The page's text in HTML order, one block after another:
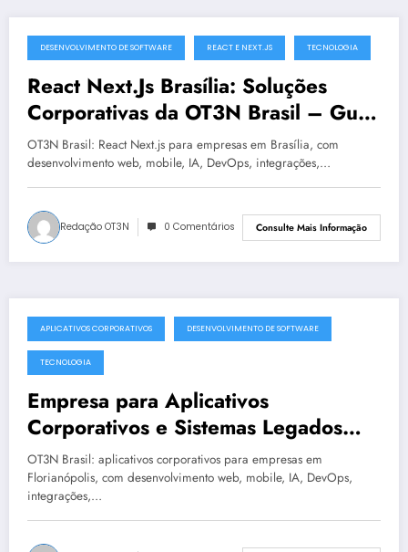
julho 19, 2025
DESENVOLVIMENTO DE SOFTWARE REACT E NEXT.JS TECNOLOGIA
React Next.Js Brasília: Soluções
Corporativas da OT3N Brasil – Guia
1568
OT3N Brasil: React Next.js para empresas em Brasília, com
desenvolvimento web, mobile, IA, DevOps, integrações,…
Redação OT3N 0 Comentários Consulte Mais Informação
julho 19, 2025
APLICATIVOS CORPORATIVOS DESENVOLVIMENTO DE SOFTWARE
TECNOLOGIA
Empresa para Aplicativos
Corporativos e Sistemas Legados
Instáveis em Florianópolis | OT3N
Brasil – Guia 1439
OT3N Brasil: aplicativos corporativos para empresas em
Florianópolis, com desenvolvimento web, mobile, IA, DevOps,
integrações,…